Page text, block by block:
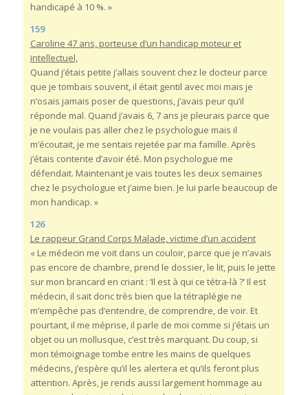
handicapé à 10 %. »
159
Caroline 47 ans, porteuse d’un handicap moteur et
intellectuel,
Quand j’étais petite j’allais souvent chez le docteur parce
que je tombais souvent, il était gentil avec moi mais je
n’osais jamais poser de questions, j’avais peur qu’il
réponde mal. Quand j’avais 6, 7 ans je pleurais parce que
je ne voulais pas aller chez le psychologue mais il
m’écoutait, je me sentais rejetée par ma famille. Après
j’étais contente d’avoir été. Mon psychologue me
défendait. Maintenant je vais toutes les deux semaines
chez le psychologue et j’aime bien. Je lui parle beaucoup de
mon handicap. »
126
Le rappeur Grand Corps Malade, victime d’un accident
« Le médecin me voit dans un couloir, parce que je n’avais
pas encore de chambre, prend le dossier, le lit, puis le jette
sur mon brancard en criant : ‘Il est à qui ce tétra-là ?’ Il est
médecin, il sait donc très bien que la tétraplégie ne
m’empêche pas d’entendre, de comprendre, de voir. Et
pourtant, il me méprise, il parle de moi comme si j’étais un
objet ou un mollusque, c’est très marquant. Du coup, si
mon témoignage tombe entre les mains de quelques
médecins, j’espère qu’il les alertera et qu’ils feront plus
attention. Après, je rends aussi largement hommage au